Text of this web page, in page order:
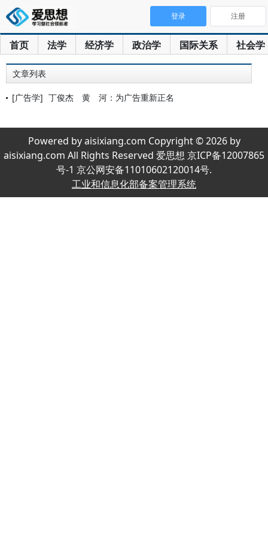
首页 法学 经济学 政治学 国际关系 社会学
登录 注册
文章列表
[广告学] 丁俊杰 黄 河：为广告重新正名
Powered by aisixiang.com Copyright © 2026 by
aisixiang.com All Rights Reserved 爱思想 京ICP备12007865
号-1 京公网安备11010602120014号.
工业和信息化部备案管理系统